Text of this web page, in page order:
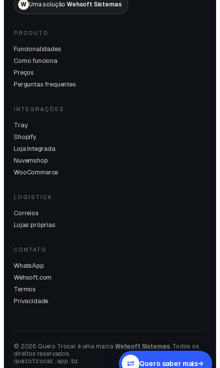
W Uma soluçãoWehsoft Sistemas
PRODUTO
Funcionalidades
Como funciona
Preços
Perguntas frequentes
INTEGRAÇÕES
Tray
Shopify
Loja Integrada
Nuvemshop
WooCommerce
LOGÍSTICA
Correios
Lojas próprias
CONTATO
WhatsApp
Wehsoft.com
Termos
Privacidade
© 2026 Quero Trocar é uma marca Wehsoft Sistemas. Todos os
direitos reservados.
querotrocar.app.br
Quero saber mais→